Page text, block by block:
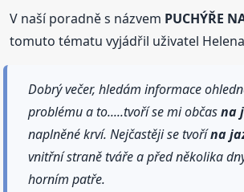
V naší poradně s názvem PUCHÝŘE
tomuto tématu vyjádřil uživatel
Dobrý večer, hledám informace
problému a to.....tvoří se mi občasna
naplněné krví. Nejčastěji se tvořína
vnitřní straně tváře a před několika
horním patře.